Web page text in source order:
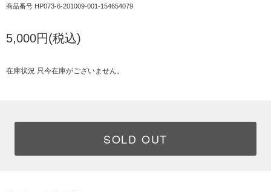
商品番号 HP073-6-201009-001-154654079
5,000円(税込)
在庫状況 只今在庫がございません。
SOLD OUT